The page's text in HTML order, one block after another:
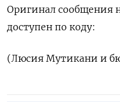
Оригинал сообщения
доступен по коду:
(Люсия Мутикани и